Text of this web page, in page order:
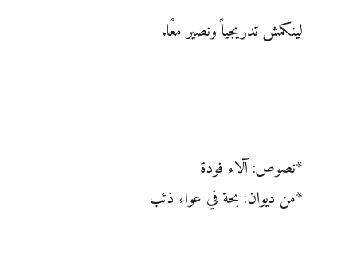
لينكمش تدريجياً ونصير معًا.
*نصوص: آلاء فودة
*من ديوان: بحة في عواء ذئب